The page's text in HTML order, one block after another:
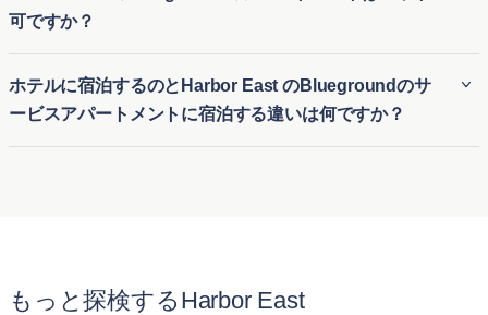
めにHarbor East の仮住まいを探している方に、柔軟で便利
な一時的な住居を提供します。初めての街でも、長期の契約
なしで快適な家具付き住宅に簡単に入居できます。
可ですか？
で、愛犬や愛猫と一緒に快適な生活を送ることができます。
Harbor East のペット可アパートは、ペットに適した公園や
設備の近くに位置する物件が多く、ペットオーナーが安心し
ホテルに宿泊するのとHarbor East のBluegroundのサ
ービスアパートメントに宿泊する違いは何ですか？
おり、一時的なホテル宿泊以上に自宅のようにくつろげま
もっと探検するHarbor East